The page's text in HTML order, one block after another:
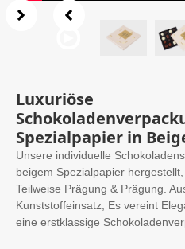
Luxuriöse
Spezialpapier in
Unsere individuelle
beigem Spezialpapier
Teilweise Prägung & Prägung.
Kunststoffeinsatz, Es vereint
eine erstklassige